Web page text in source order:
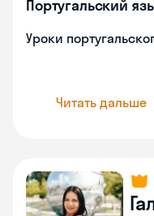
Португальский
Уроки
Читать дальше